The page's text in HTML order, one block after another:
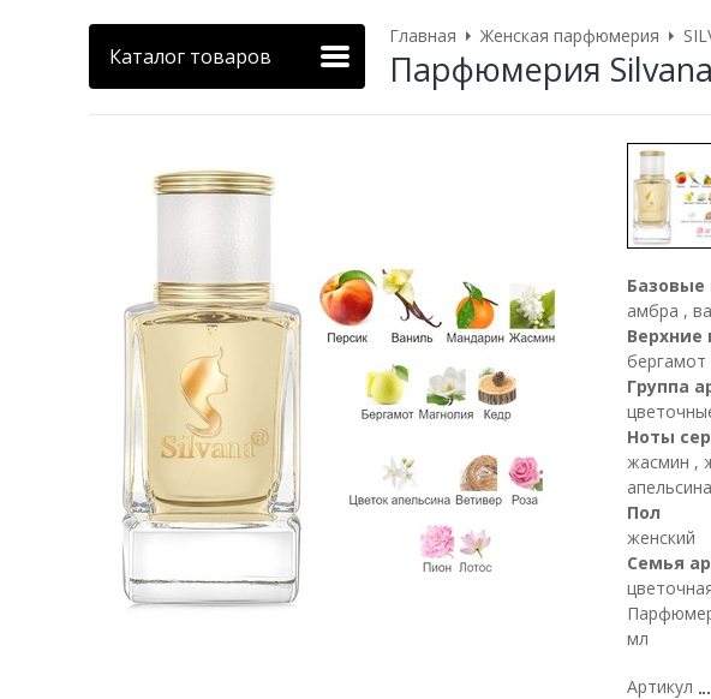
Каталог товаров
Главная Женская парфюмерия
Парфюмерия
Базовые
амбра ,
Верхние
бергамот
Группа
Ноты
жасмин ,
апельсина
Пол
женский
Семья
мл
Артикул